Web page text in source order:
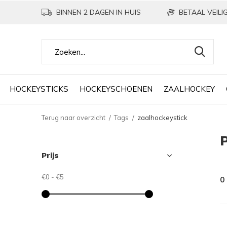
HOCKEYSTICKS HOCKEYSCHOENEN ZAALHOCKEY
BINNEN 2 DAGEN IN HUIS BETAAL
Terug naar overzicht Tags zaalhockeystick
0
Prijs
€0 - €5